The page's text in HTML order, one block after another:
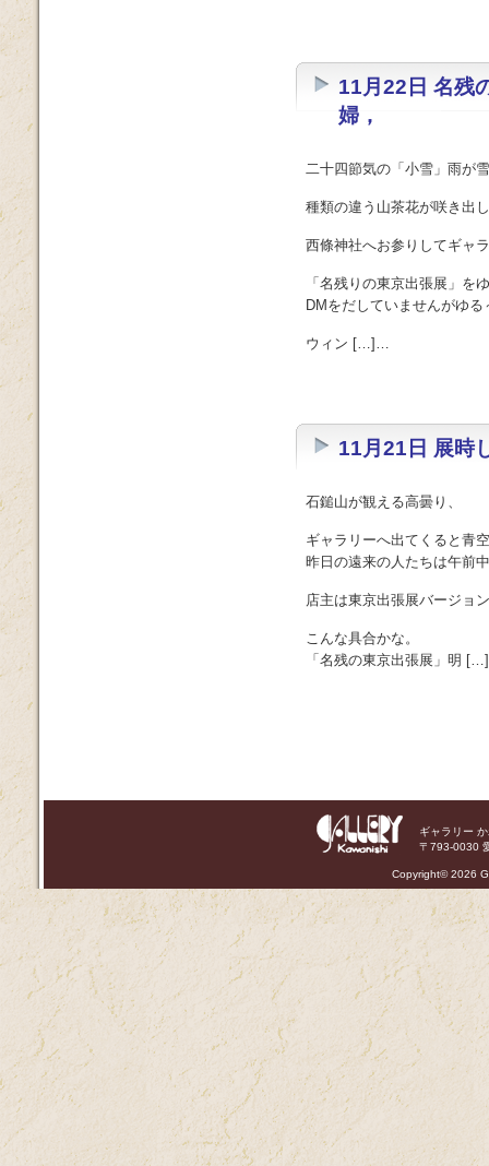
11月22日 名残
婦，
二十四節気の「小雪」雨が
種類の違う山茶花が咲き出
西條神社へお参りしてギャ
「名残りの東京出張展」を
DMをだしていませんがゆ
ウィン […]…
11月21日 展時
石鎚山が観える高曇り、
ギャラリーへ出てくると青
昨日の遠来の人たちは午前
店主は東京出張展バージョ
こんな具合かな。
「名残の東京出張展」明
ギャラリー
〒793-0030
Copyright©2026